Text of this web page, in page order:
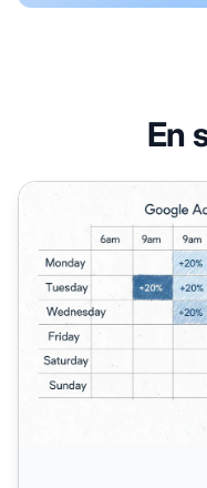
En
Comment configurer